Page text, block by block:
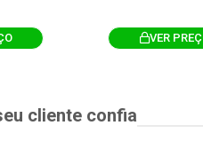
VER
cliente confia